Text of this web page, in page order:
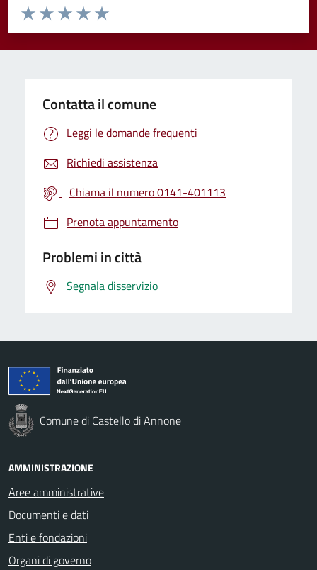
Valuta da 1 a 5 stelle la pagina
Valuta 5 stelle su 5
Valuta 4 stelle su 5
Valuta 3 stelle su 5
Valuta 2 stelle su 5
Valuta 1 stelle su 5
Contatta il comune
Leggi le domande frequenti
Richiedi assistenza
Chiama il numero 0141-401113
Prenota appuntamento
Problemi in città
Segnala disservizio
Comune di Castello di Annone
AMMINISTRAZIONE
Aree amministrative
Documenti e dati
Enti e fondazioni
Organi di governo